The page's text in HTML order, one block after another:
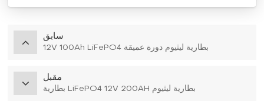
سابق
12V 100Ah LiFePO4 بطارية ليثيوم دورة عميقة
مقبل
بطارية LiFePO4 12V 200AH بطارية ليثيوم